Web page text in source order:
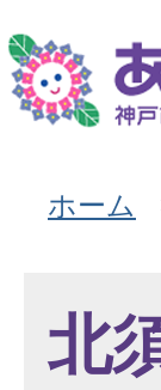
ホーム
北